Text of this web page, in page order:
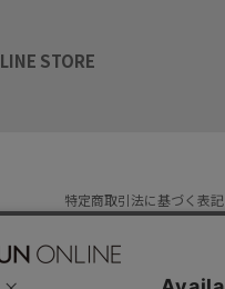
STORE
特定商取引法に基づく表記